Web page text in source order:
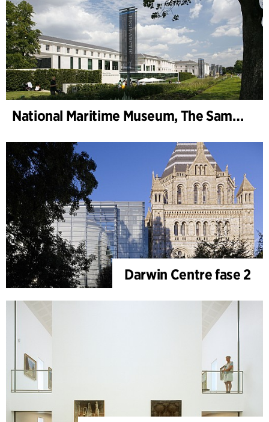
National Maritime Museum, The Sammy Ofer Wing
Darwin Centre fase 2